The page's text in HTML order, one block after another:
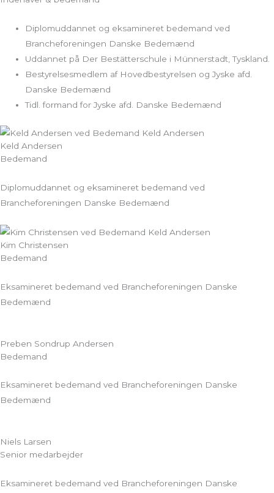
Diplomuddannet og eksamineret bedemand ved
Brancheforeningen Danske Bedemænd
Uddannet på Der Bestätterschule i Münnerstadt, Tyskland.
Bestyrelsesmedlem af Hovedbestyrelsen og Jyske afd.
Danske Bedemænd
Tidl. formand for Jyske afd. Danske Bedemænd
Keld Andersen
Bedemand
Diplomuddannet og eksamineret bedemand ved
Brancheforeningen Danske Bedemænd
Kim Christensen
Bedemand
Eksamineret bedemand ved Brancheforeningen Danske
Bedemænd
Preben Sondrup Andersen
Bedemand
Eksamineret bedemand ved Brancheforeningen Danske
Bedemænd
Niels Larsen
Senior medarbejder
Eksamineret bedemand ved Brancheforeningen Danske